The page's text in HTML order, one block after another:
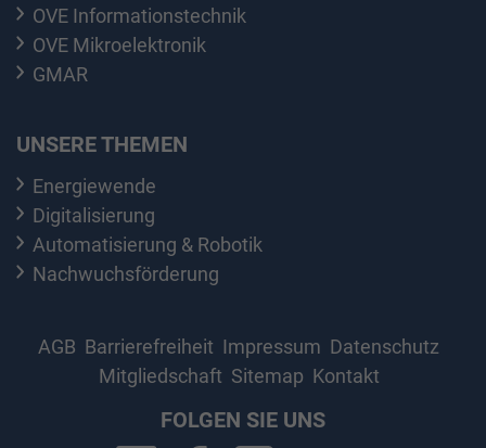
OVE Informationstechnik
OVE Mikroelektronik
GMAR
UNSERE THEMEN
Energiewende
Digitalisierung
Automatisierung & Robotik
Nachwuchsförderung
AGB Barrierefreiheit Impressum Datenschutz
Mitgliedschaft Sitemap Kontakt
FOLGEN SIE UNS